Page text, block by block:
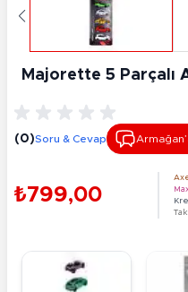
Majorette 5 Parçalı
(0)Soru & Cevap
₺799,00